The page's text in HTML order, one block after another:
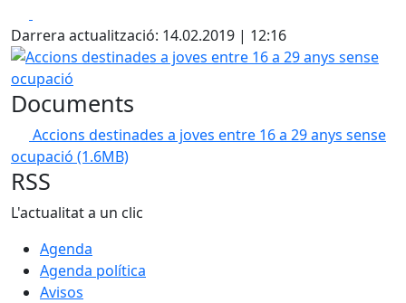
Darrera actualització: 14.02.2019 | 12:16
Accions destinades a joves entre 16 a 29 anys sense
Documents
Accions destinades a joves entre 16 a 29 anys sense
ocupació (1.6MB)
RSS
L'actualitat a un clic
Agenda
Agenda política
Avisos